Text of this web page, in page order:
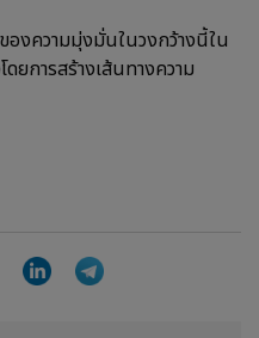
งความมุ่งมั่นในวงกว้างนี้ใน
ยการสร้างเส้นทางความ
WhatsAppLinkedIn